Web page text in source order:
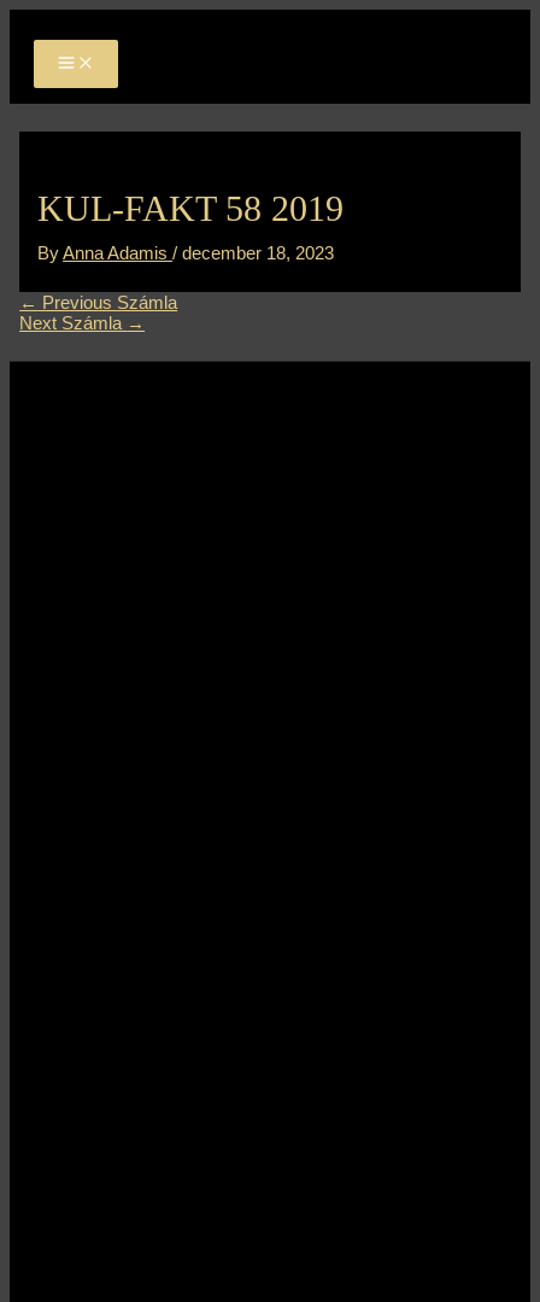
Skip
KUL-FAKT 58 2019
ByAnna Adamis/december 18, 2023
Bejegyzés
← Previous Számla
Next Számla →